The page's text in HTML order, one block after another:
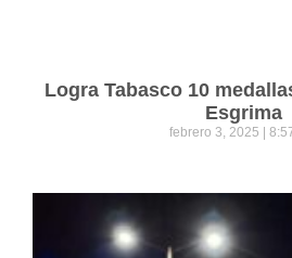
Logra Tabasco 10
Esgrima
febrero 3, 2025